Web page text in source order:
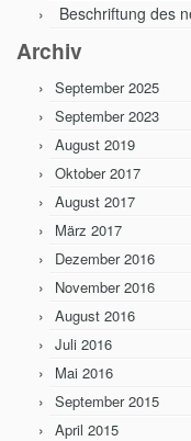
Beschriftung des
Archiv
September 2025
September 2023
August 2019
Oktober 2017
August 2017
März 2017
Dezember 2016
November 2016
August 2016
Juli 2016
Mai 2016
September 2015
April 2015